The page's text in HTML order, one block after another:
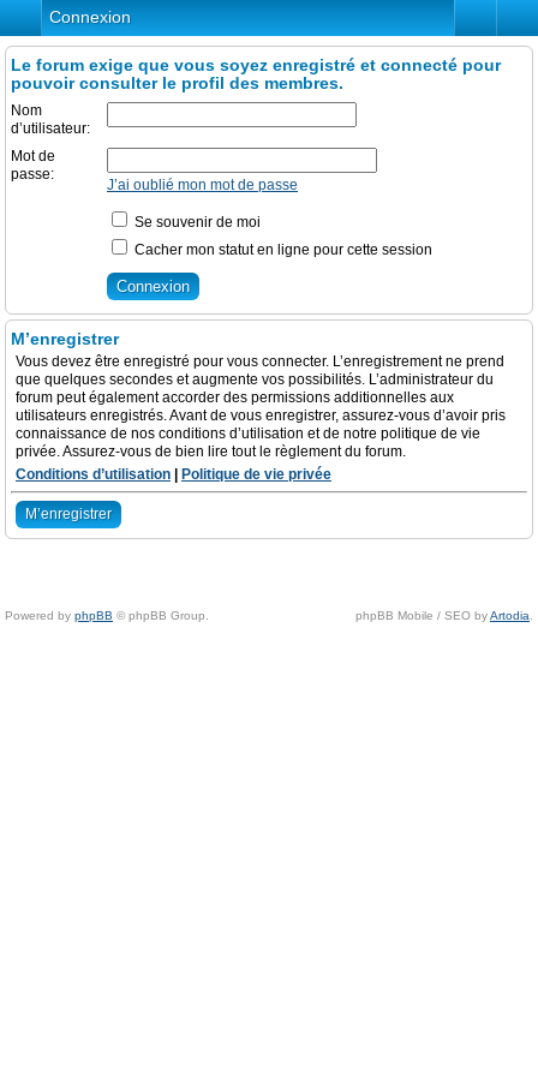
Connexion
Le forum exige que vous soyez enregistré et connecté pour
pouvoir consulter le profil des membres.
Nom
d’utilisateur:
Mot de
passe:
J’ai oublié mon mot de passe
Se souvenir de moi
Cacher mon statut en ligne pour cette session
M’enregistrer
Vous devez être enregistré pour vous connecter. L’enregistrement ne prend
que quelques secondes et augmente vos possibilités. L’administrateur du
forum peut également accorder des permissions additionnelles aux
utilisateurs enregistrés. Avant de vous enregistrer, assurez-vous d’avoir pris
connaissance de nos conditions d’utilisation et de notre politique de vie
privée. Assurez-vous de bien lire tout le règlement du forum.
Conditions d’utilisation
Politique de vie privée
M’enregistrer
Powered by phpBB © phpBB Group. phpBB Mobile / SEO byArtodia